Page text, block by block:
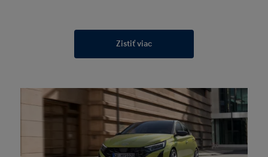
Zistiť viac